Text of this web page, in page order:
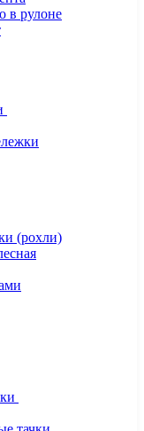
в рулоне
(рохли)